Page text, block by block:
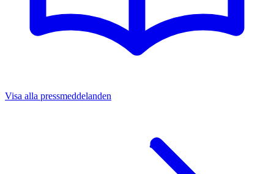
Visa alla pressmeddelanden